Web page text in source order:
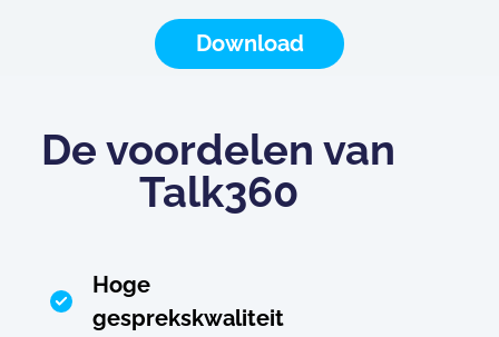
Download
De voordelen van
Talk360
Hoge
gesprekskwaliteit